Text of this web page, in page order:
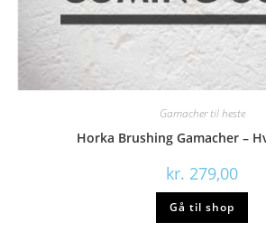
Gamacher til heste
Horka Brushing Gamacher –
kr. 279,00
Gå til shop